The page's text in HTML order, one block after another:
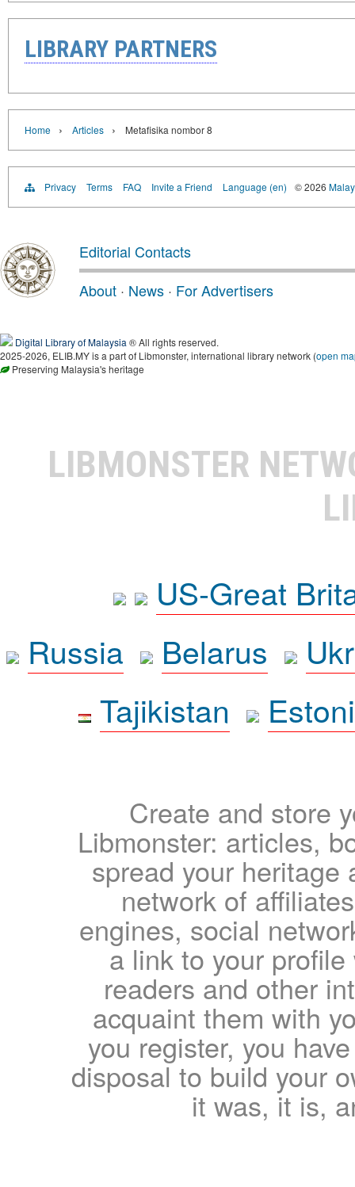
LIBRARY PARTNERS
Home › Articles › Metafisika nombor 8
Privacy Terms FAQ Invite a Friend Language (en) © 2026
Editorial Contacts
About · News · For Advertisers
Digital Library of Malaysia ® All rights reserved.
2025-2026, ELIB.MY is a part of Libmonster, international library network (open
Preserving Malaysia's heritage
LIBMONSTER
US-Great
Russia
Belarus
Tajikistan
Create and store
Libmonster: articles,
spread your heritage
network of
engines, social
a link to your
readers and other
acquaint them with
you register, you
disposal to build your
it was, it is,